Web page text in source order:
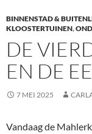
BINNENSTAD &
KLOOSTERTUINEN,
DE
EN DE
7 MEI 2025
Vandaag de